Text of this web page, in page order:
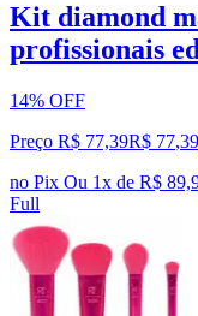
Kit diamond
profissionais
14% OFF
Preço R$ 77,39R$ 77,39
no Pix Ou 1x de R$
Full